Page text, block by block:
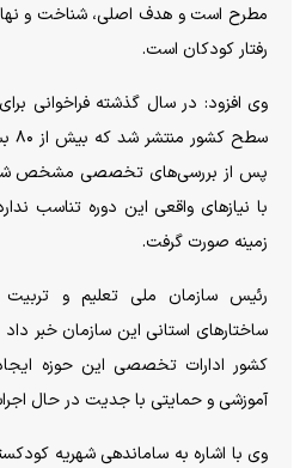
مطرح است و هدف اصلی، شناخت و
رفتار کودکان است.
وی افزود: در سال گذشته فراخوانی
پس از بررسی‌های تخصصی مشخص شد
با نیاز‌های واقعی این دوره تناسب
زمینه صورت گرفت.
رئیس سازمان ملی تعلیم و تربیت
ساختار‌های استانی این سازمان خبر
کشور ادارات تخصصی این حوزه
آموزشی و حمایتی با جدیت در حال
وی با اشاره به ساماندهی شهریه